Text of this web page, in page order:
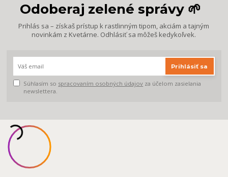
Odoberaj zelené správy 🌱
Prihlás sa – získaš prístup k rastlinným tipom, akciám a tajným
novinkám z Kvetárne. Odhlásiť sa môžeš kedykoľvek.
Prihlásiť sa
Súhlasím so spracovaním osobných údajov za účelom zasielania
newslettera.